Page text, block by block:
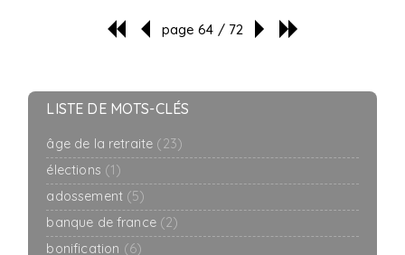
page 64 / 72
LISTE DE MOTS-CLÉS
âge de la retraite (23)
élections (1)
adossement (5)
banque de france (2)
bonification (6)